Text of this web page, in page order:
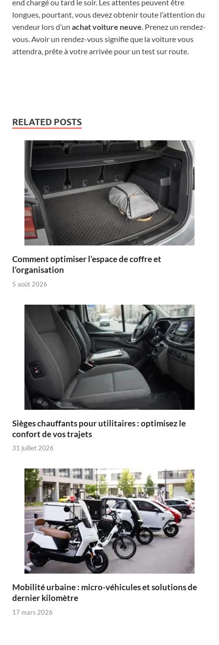
end chargé ou tard le soir. Les attentes peuvent être
longues, pourtant, vous devez obtenir toute l’attention du
vendeur lors d’un achat voiture neuve. Prenez un rendez-
vous. Avoir un rendez-vous signifie que la voiture vous
attendra, prête à votre arrivée pour un test sur route.
RELATED POSTS
Comment optimiser l’espace de coffre et
l’organisation
5 août 2026
Sièges chauffants pour utilitaires : optimisez le
confort de vos trajets
31 juillet 2026
Mobilité urbaine : micro-véhicules et solutions de
dernier kilomètre
17 mars 2026